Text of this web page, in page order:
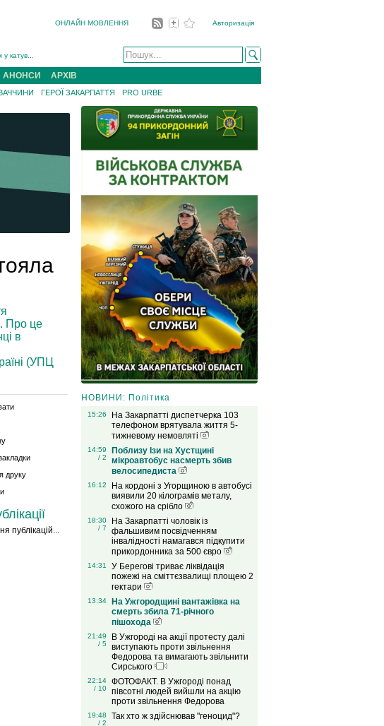
ОНЛАЙН МОВЛЕННЯ Авторизація
катув...
Йор�...
два роки �...
(ФОТО)[/gree...
АНОНСИ АРХІВ
ГЕРОЇ ЗАКАРПАТТЯ PRO URBE
Про це
в
(УПЦ
друку
публікацій...
НОВИНИ: Політика
15:26
На Закарпатті диспетчерка 103
телефоном врятувала життя 5-
тижневому немовляті
14:59
/ 2
Поблизу Ізи на Хустщині
мікроавтобус насмерть збив
велосипедиста
16:12
На кордоні з Угорщиною в автобусі
виявили 20 кілограмів металу,
схожого на срібло
18:30
/ 7
На Закарпатті чоловік із
фальшивим посвідченням
інвалідності намагався підкупити
прикордонника за 500 євро
14:31
У Берегові триває ліквідація
пожежі на сміттєзвалищі площею 2
гектари
13:34
На Ужгородщині вантажівка на
смерть збила 71-річного
пішохода
21:49
/ 5
В Ужгороді на акції протесту далі
виступають проти звільнення
Федорова та вимагають звільнити
Сирського
22:14
/ 10
ФОТОФАКТ. В Ужгороді понад
півсотні людей вийшли на акцію
проти звільнення Федорова
19:48
/ 2
Так хто ж здійснював "геноцид"?